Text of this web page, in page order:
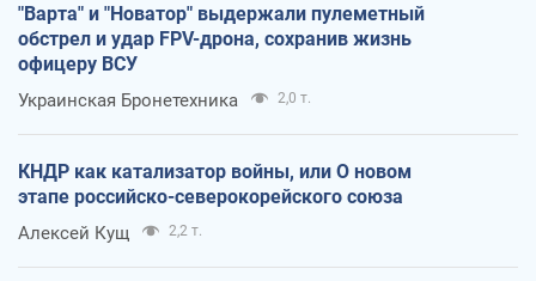
"Варта" и "Новатор" выдержали пулеметный
обстрел и удар FPV-дрона, сохранив жизнь
офицеру ВСУ
Украинская Бронетехника 2,0 т.
КНДР как катализатор войны, или О новом
этапе российско-северокорейского союза
Алексей Кущ 2,2 т.